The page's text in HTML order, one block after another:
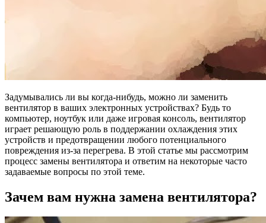
Задумывались ли вы когда-нибудь, можно ли заменить
вентилятор в ваших электронных устройствах? Будь то
компьютер, ноутбук или даже игровая консоль, вентилятор
играет решающую роль в поддержании охлаждения этих
устройств и предотвращении любого потенциального
повреждения из-за перегрева. В этой статье мы рассмотрим
процесс замены вентилятора и ответим на некоторые часто
задаваемые вопросы по этой теме.
Зачем вам нужна замена вентилятора?